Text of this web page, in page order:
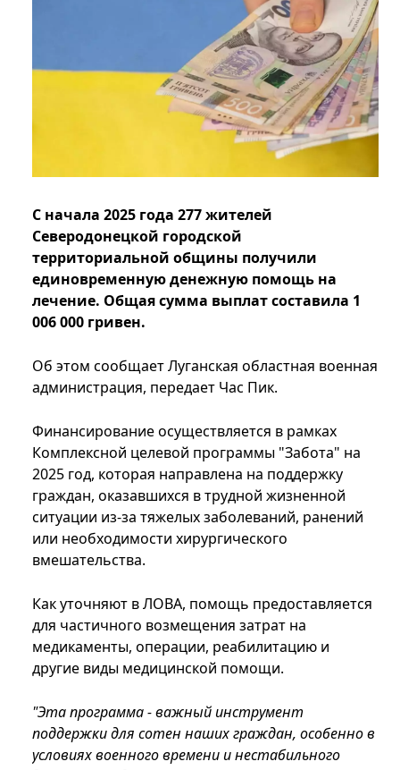
С начала 2025 года 277 жителей
Северодонецкой городской
территориальной общины получили
единовременную денежную помощь на
лечение. Общая сумма выплат составила 1
006 000 гривен.
Об этом сообщает Луганская областная военная
администрация, передает Час Пик.
Финансирование осуществляется в рамках
Комплексной целевой программы "Забота" на
2025 год, которая направлена на поддержку
граждан, оказавшихся в трудной жизненной
ситуации из-за тяжелых заболеваний, ранений
или необходимости хирургического
вмешательства.
Как уточняют в ЛОВА, помощь предоставляется
для частичного возмещения затрат на
медикаменты, операции, реабилитацию и
другие виды медицинской помощи.
"Эта программа - важный инструмент
поддержки для сотен наших граждан, особенно в
условиях военного времени и нестабильного